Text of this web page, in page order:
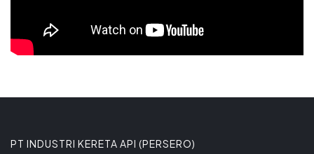
PT INDUSTRI KERETA API (PERSERO)